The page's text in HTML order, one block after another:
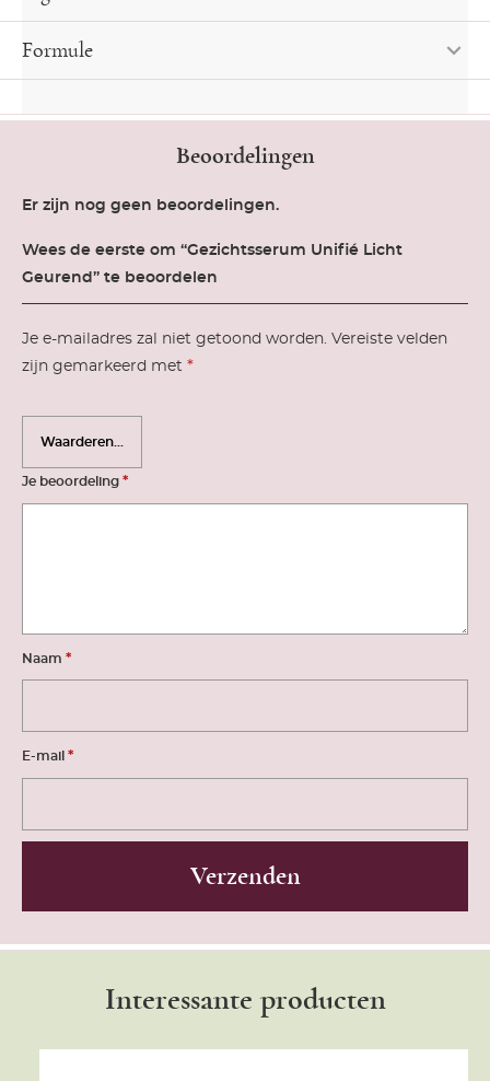
Formule
Beoordelingen
Er zijn nog geen beoordelingen.
Wees de eerste om “Gezichtsserum Unifié Licht
Geurend” te beoordelen
Je e-mailadres zal niet getoond worden. Vereiste velden
zijn gemarkeerd met *
Je beoordeling *
Naam *
E-mail *
Interessante producten